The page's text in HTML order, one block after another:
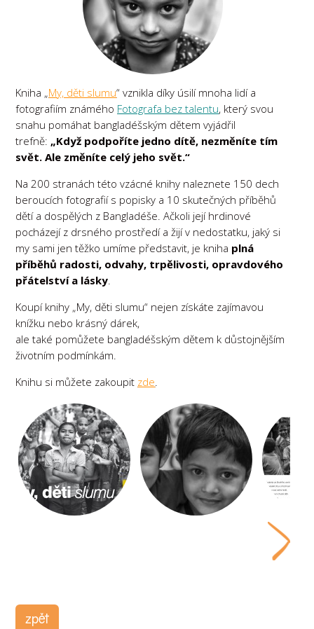
Kniha „My, děti slumu“ vznikla díky úsilí mnoha lidí a
fotografiím známého Fotografa bez talentu, který svou
snahu pomáhat bangladéšským dětem vyjádřil
trefně: „Když podpoříte jedno dítě, nezměníte tím
svět. Ale změníte celý jeho svět.“
Na 200 stranách této vzácné knihy naleznete 150 dech
beroucích fotografií s popisky a 10 skutečných příběhů
dětí a dospělých z Bangladéše. Ačkoli její hrdinové
pocházejí z drsného prostředí a žijí v nedostatku, jaký si
my sami jen těžko umíme představit, je kniha plná
příběhů radosti, odvahy, trpělivosti, opravdového
přátelství a lásky.
Koupí knihy „My, děti slumu“ nejen získáte zajímavou
knížku nebo krásný dárek,
ale také pomůžete bangladéšským dětem k důstojnějším
životním podmínkám.
Knihu si můžete zakoupit zde.
zpět